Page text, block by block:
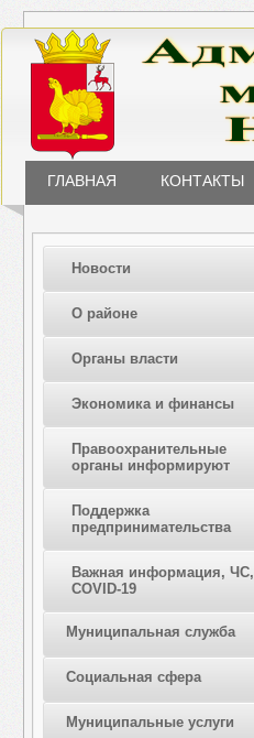
ГЛАВНАЯ КОНТАКТЫ
Новости
О районе
Органы власти
Экономика и финансы
Правоохранительные
органы информируют
Поддержка
предпринимательства
Важная информация, ЧС,
COVID-19
Муниципальная служба
Социальная сфера
Муниципальные услуги